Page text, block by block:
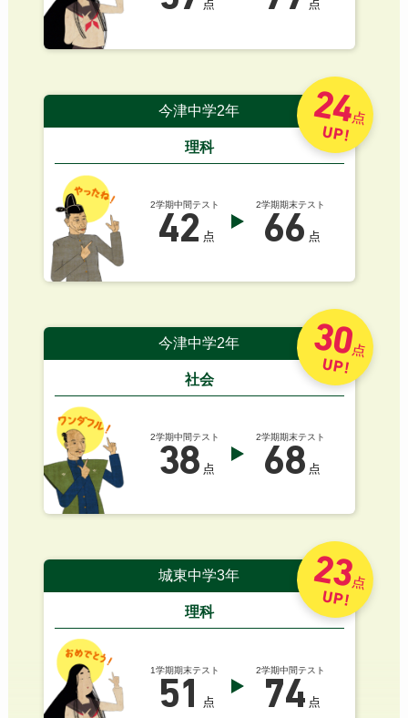
点 点
今津中学2年
理科
2学期中間テスト
42 点
2学期期末テスト
66 点
24点
UP!
今津中学2年
社会
2学期中間テスト
38 点
2学期期末テスト
68 点
30点
UP!
城東中学3年
理科
1学期期末テスト
51 点
2学期中間テスト
74 点
23点
UP!